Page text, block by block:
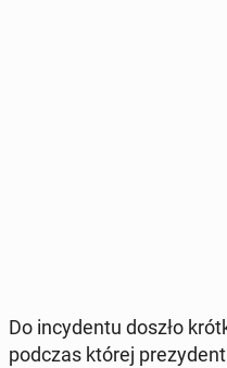
Do in­cy­den­tu doszło
podczas której